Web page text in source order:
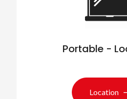
Portable -
Location